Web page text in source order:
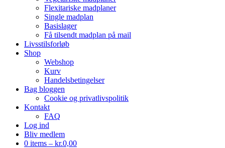
Flexitariske madplaner
Single madplan
Basislager
Få tilsendt madplan på mail
Livsstilsforløb
Shop
Webshop
Kurv
Handelsbetingelser
Bag bloggen
Cookie og privatlivspolitik
Kontakt
FAQ
Log ind
Bliv medlem
0 items – kr.0,00